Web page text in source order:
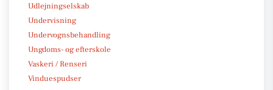
Udlejningselskab
Undervisning
Undervognsbehandling
Ungdoms- og efterskole
Vaskeri / Renseri
Vinduespudser